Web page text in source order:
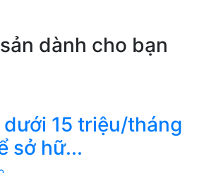
dành cho bạn
15 triệu/tháng
sở hữ...